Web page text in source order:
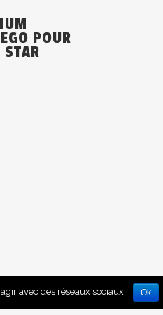
POUR
STAR
avec des réseaux sociaux. Ok